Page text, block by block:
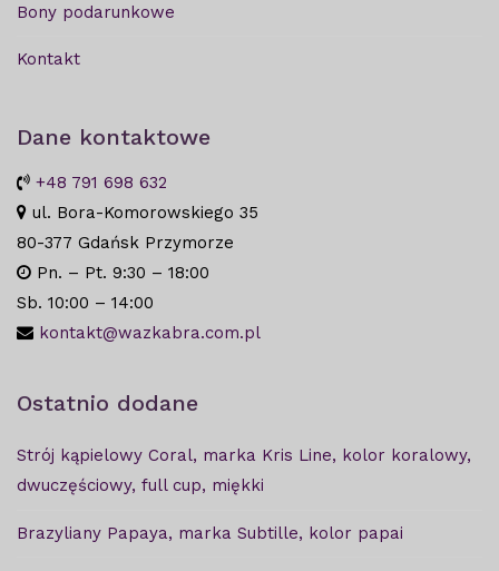
Bony podarunkowe
Kontakt
Dane kontaktowe
+48 791 698 632
ul. Bora-Komorowskiego 35
80-377 Gdańsk Przymorze
Pn. – Pt. 9:30 – 18:00
Sb. 10:00 – 14:00
kontakt@wazkabra.com.pl
Ostatnio dodane
Strój kąpielowy Coral, marka Kris Line, kolor koralowy,
dwuczęściowy, full cup, miękki
Brazyliany Papaya, marka Subtille, kolor papai